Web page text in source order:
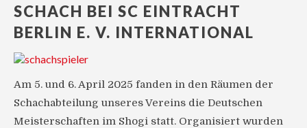
SCHACH BEI SC EINTRACHT
BERLIN E. V. INTERNATIONAL
Am 5. und 6. April 2025 fanden in den Räumen der
Schachabteilung unseres Vereins die Deutschen
Meisterschaften im Shogi statt. Organisiert wurden